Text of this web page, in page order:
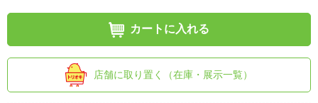
カートに入れる
店舗に取り置く（在庫・展示一覧）